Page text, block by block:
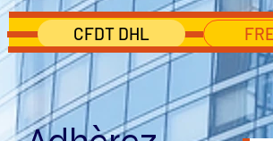
CFDT DHL